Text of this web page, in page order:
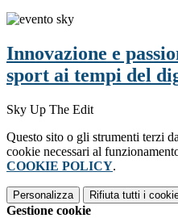
Innovazione e
sport ai tempi del
Sky Up The Edit
Questo sito o gli strumenti terzi
cookie necessari al
COOKIE POLICY.
Personalizza Rifiuta tutti i
Gestione cookie